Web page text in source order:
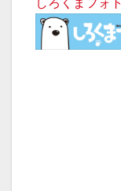
しろくまフォト